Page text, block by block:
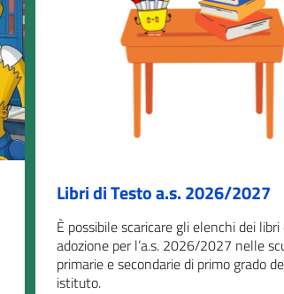
Libri di Testo a.s. 2026/2027
È possibile scaricare gli elenchi dei
adozione per l’a.s. 2026/2027 nelle
primarie e secondarie di primo grado
istituto.